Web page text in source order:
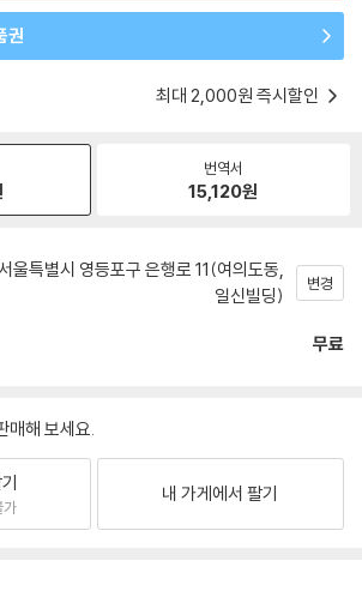
권
최대 2,000원 즉시할인
번역서
15,120원
울특별시 영등포구 은행로 11(여의도동,
일신빌딩)
변경
무료
매해 보세요.
가
내 가게에서 팔기